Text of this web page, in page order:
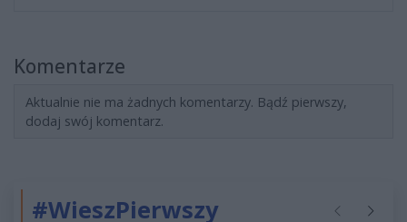
Komentarze
Aktualnie nie ma żadnych komentarzy. Bądź pierwszy,
dodaj swój komentarz.
#WieszPierwszy